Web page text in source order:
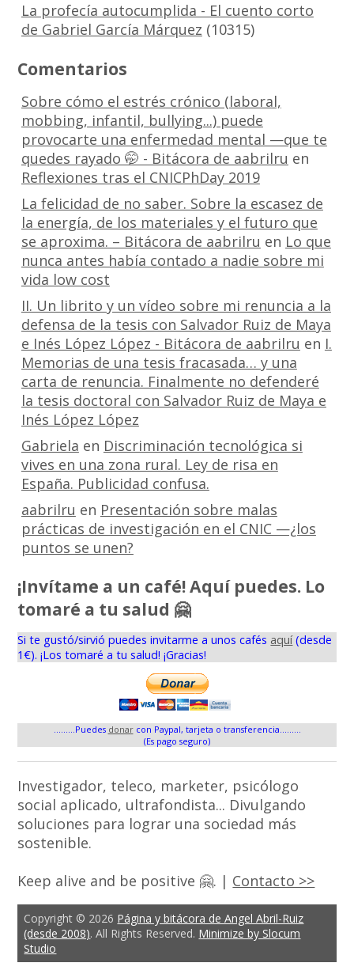
La profecía autocumplida - El cuento corto
de Gabriel García Márquez (10315)
Comentarios
Sobre cómo el estrés crónico (laboral,
mobbing, infantil, bullying...) puede
provocarte una enfermedad mental —que te
quedes rayado 🤭 - Bitácora de aabrilru en
Reflexiones tras el CNICPhDay 2019
La felicidad de no saber. Sobre la escasez de
la energía, de los materiales y el futuro que
se aproxima. – Bitácora de aabrilru en Lo que
nunca antes había contado a nadie sobre mi
vida low cost
II. Un librito y un vídeo sobre mi renuncia a la
defensa de la tesis con Salvador Ruiz de Maya
e Inés López López - Bitácora de aabrilru en I.
Memorias de una tesis fracasada… y una
carta de renuncia. Finalmente no defenderé
la tesis doctoral con Salvador Ruiz de Maya e
Inés López López
Gabriela en Discriminación tecnológica si
vives en una zona rural. Ley de risa en
España. Publicidad confusa.
aabrilru en Presentación sobre malas
prácticas de investigación en el CNIC —¿los
puntos se unen?
¡Invítame a un café! Aquí puedes. Lo
tomaré a tu salud 🤗
Si te gustó/sirvió puedes invitarme a unos cafés aquí(desde
1€). ¡Los tomaré a tu salud! ¡Gracias!
.........Puedes donarcon Paypal, tarjeta o transferencia.........
(Es pago seguro)
Investigador, teleco, marketer, psicólogo
social aplicado, ultrafondista... Divulgando
soluciones para lograr una sociedad más
sostenible.
Keep alive and be positive 🤗. | Contacto >>
Copyright © 2026 Página y bitácora de Angel Abril-Ruiz
(desde 2008). All Rights Reserved. Minimize by Slocum
Studio